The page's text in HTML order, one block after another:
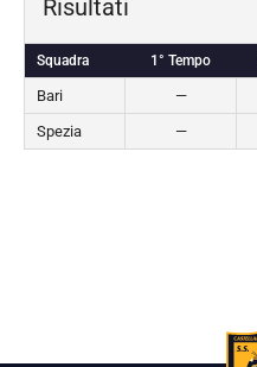
Risultati
Squadra 1° Tempo
Bari —
Spezia
—